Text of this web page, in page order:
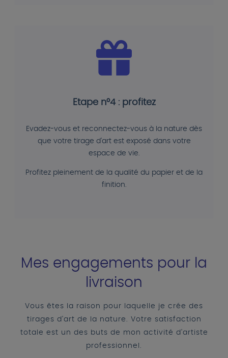
Etape n°4 : profitez
Evadez-vous et reconnectez-vous à la nature dès
que votre tirage d'art est exposé dans votre
espace de vie.
Profitez pleinement de la qualité du papier et de la
finition.
Mes engagements pour la
livraison
Vous êtes la raison pour laquelle je crée des
tirages d'art de la nature. Votre satisfaction
totale est un des buts de mon activité d'artiste
professionnel.